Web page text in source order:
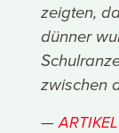
zeigten,
dünner
zwischen